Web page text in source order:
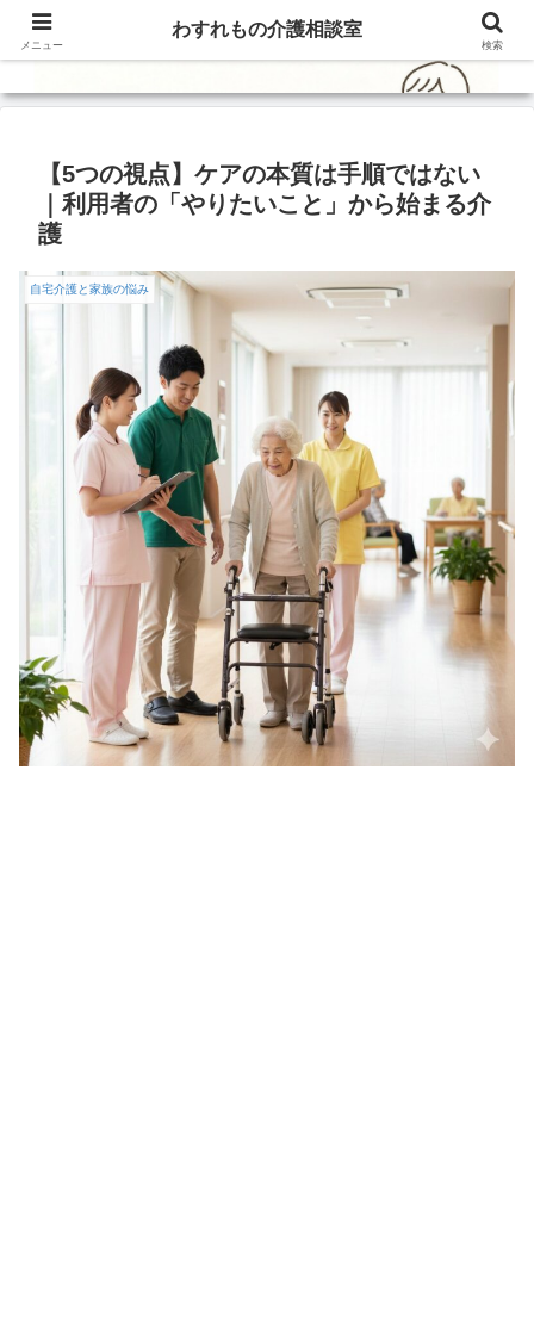
【5つの視点】ケアの本質は手順ではない
｜利用者の「やりたいこと」から始まる介
護
自宅介護と家族の悩み
メニュー
わすれもの介護相談室
検索